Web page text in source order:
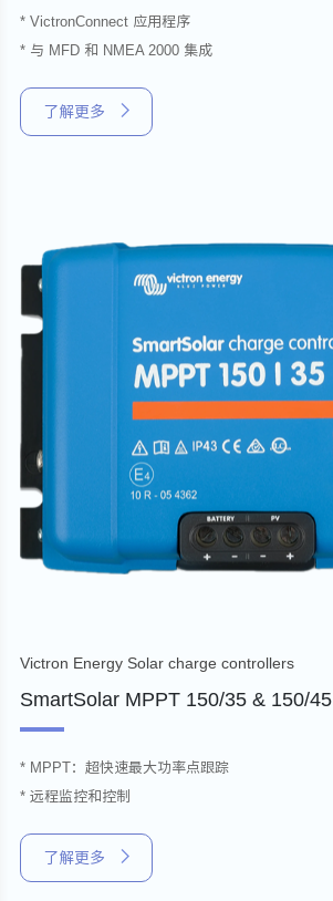
* VictronConnect 应用程序
* 与 MFD 和 NMEA 2000 集成
了解更多
Victron Energy Solar charge controllers
SmartSolar MPPT 150/35 & 150/45
* MPPT：超快速最大功率点跟踪
* 远程监控和控制
了解更多